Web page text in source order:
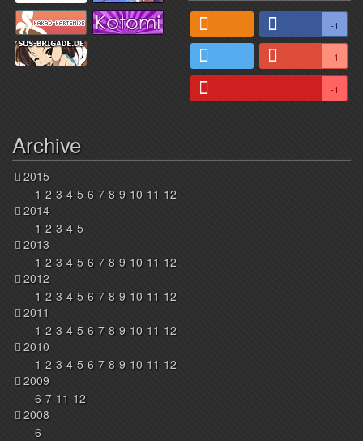
-1
-1
-1
Archive
2015
1 2 3 4 5 6 7 8 9 10 11 12
2014
1 2 3 4 5
2013
1 2 3 4 5 6 7 8 9 10 11 12
2012
1 2 3 4 5 6 7 8 9 10 11 12
2011
1 2 3 4 5 6 7 8 9 10 11 12
2010
1 2 3 4 5 6 7 8 9 10 11 12
2009
6 7 11 12
2008
6